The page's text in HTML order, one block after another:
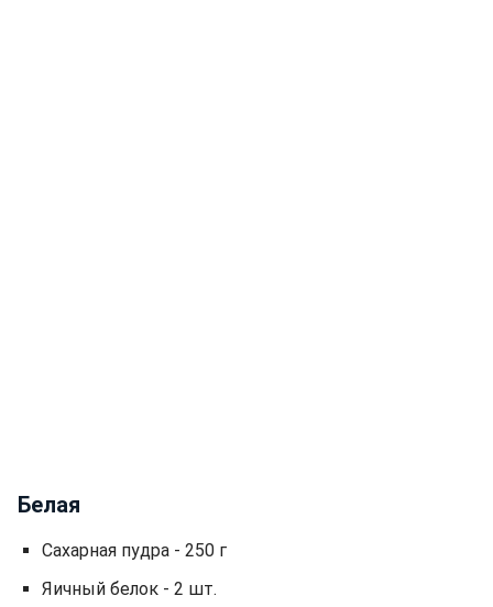
Белая
Сахарная пудра - 250 г
Яичный белок - 2 шт.